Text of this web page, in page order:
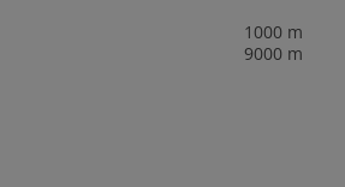
1000 m
9000 m